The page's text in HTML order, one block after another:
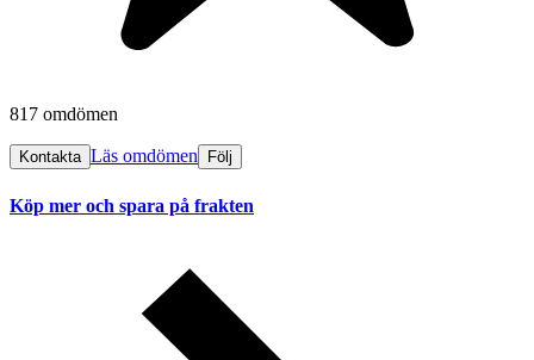
817 omdömen
Kontakta Läs omdömen Följ
Köp mer och spara på frakten